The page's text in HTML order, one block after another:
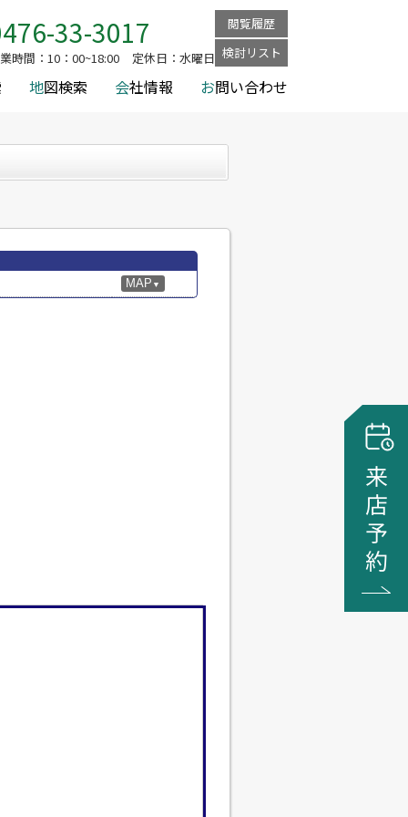
33-3017
時間： 10：00~18:00 定休日： 水曜日
閲覧履歴
検討リスト
地図検索 会社情報 お問い合わせ
MAP ▼